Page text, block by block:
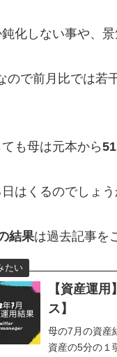
化しない事や、
ので前月比では若
も母は元本から
はくるのでしょう
結果は過去記事を
【資産運
ス】
母の7月の資産
資産の5分の１